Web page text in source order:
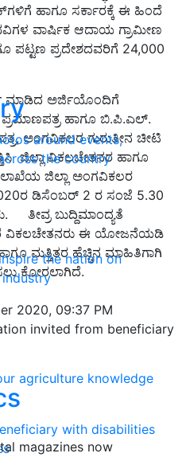
around events,
the country
the nation on
agriculture knowledge
magazines now
ಹಾಗೂ ಸರ್ಕಾರಕ್ಕೆ ಈ ಹಿಂದೆ
ವಾರ್ಷಿಕ ಆದಾಯ ಗ್ರಾಮೀಣ
ಪಟ್ಟಣ ಪ್ರದೇಶದವರಿಗೆ 24,000
ಅರ್ಜಿಯೊಂದಿಗೆ
ಹಾಗೂ ಬಿ.ಪಿ.ಎಲ್.
ಅಂಗವಿಕಲರ ಗುರುತೀನ ಚೀಟಿ
ಜಿಲ್ಲಾ ವಿಕಲಚೇತನರ ಹಾಗೂ
ಜಿಲ್ಲಾ ಅಂಗವಿಕಲರ
ಡಿಸೆಂಬರ್ 2 ರ ಸಂಜೆ 5.30
ತೀವ್ರ ಬುದ್ದಿಮಾಂದ್ಯತೆ
ವಿಕಲಚೇತನರು ಈ ಯೋಜನೆಯಡಿ
ಮತ್ತಿತರ ಹೆಚ್ಚಿನ ಮಾಹಿತಿಗಾಗಿ
ಕೋರಲಾಗಿದೆ.
2020, 09:37 PM
invited from beneficiary
with disabilities